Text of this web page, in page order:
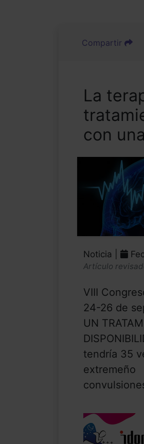
Compartir
La
con
Noticia |
Artículo
VIII
24-26 de
UN
tendría 35
extremeño